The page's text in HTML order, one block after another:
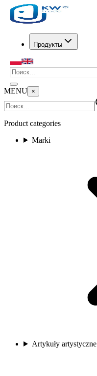
Продукты
MENU ×
Product categories
Marki
Artykuły artystyczne